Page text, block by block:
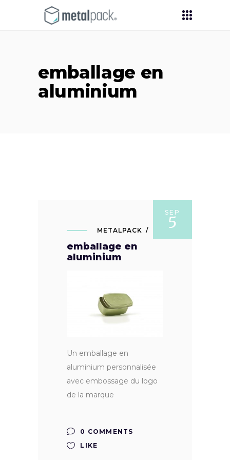
emballage en
aluminium
SEP
5
METALPACK
emballage en
aluminium
Un emballage en
aluminium personnalisée
avec embossage du logo
de la marque
0 COMMENTS
LIKE